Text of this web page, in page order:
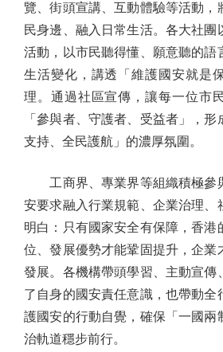
覽、街頭宣講、互動體驗等活動，
民身邊、融入日常生活。各大社團
活動，以市民聽得懂、願意聽的語
生活變化，講透「維護國安就是
理。通過社區宣傳，讓每一位市
「參與者、守護者、受益者」，
支持、全民護航」的濃厚氛圍。
工商界、專業界等組織積極參
安要求融入行業規範、企業治理、
明白：只有國家安全有保障，香港
位、發展優勢才能鞏固提升，企業
發展。各機構帶頭學習、主動宣傳
了自身的國安責任意識，也帶動全
護國安的行動自覺，確保「一國兩
治軌道穩步前行。